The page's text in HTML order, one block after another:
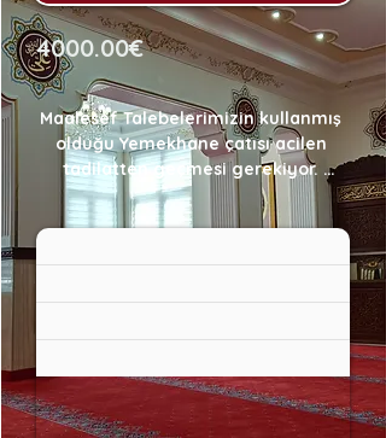
4000.00€
Maalesef Talebelerimizin kullanmış
olduğu Yemekhane çatısı acilen
tadilatten geçmesi gerekiyor.
Ahirete kadar Amel defterinize
yazılacak olan sevaba dahil olmak